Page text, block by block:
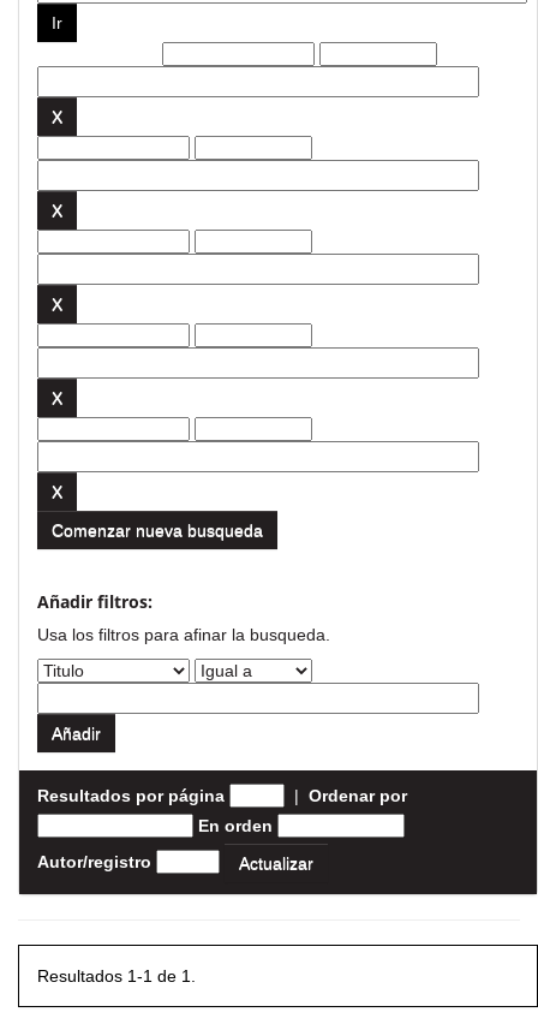
Comenzar nueva busqueda
Añadir filtros:
Usa los filtros para afinar la busqueda.
Resultados por página | Ordenar por
En orden
Autor/registro
Resultados 1-1 de 1.